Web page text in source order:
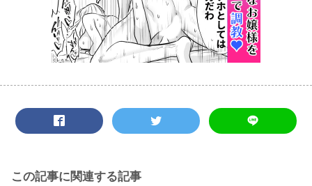
この記事に関連する記事